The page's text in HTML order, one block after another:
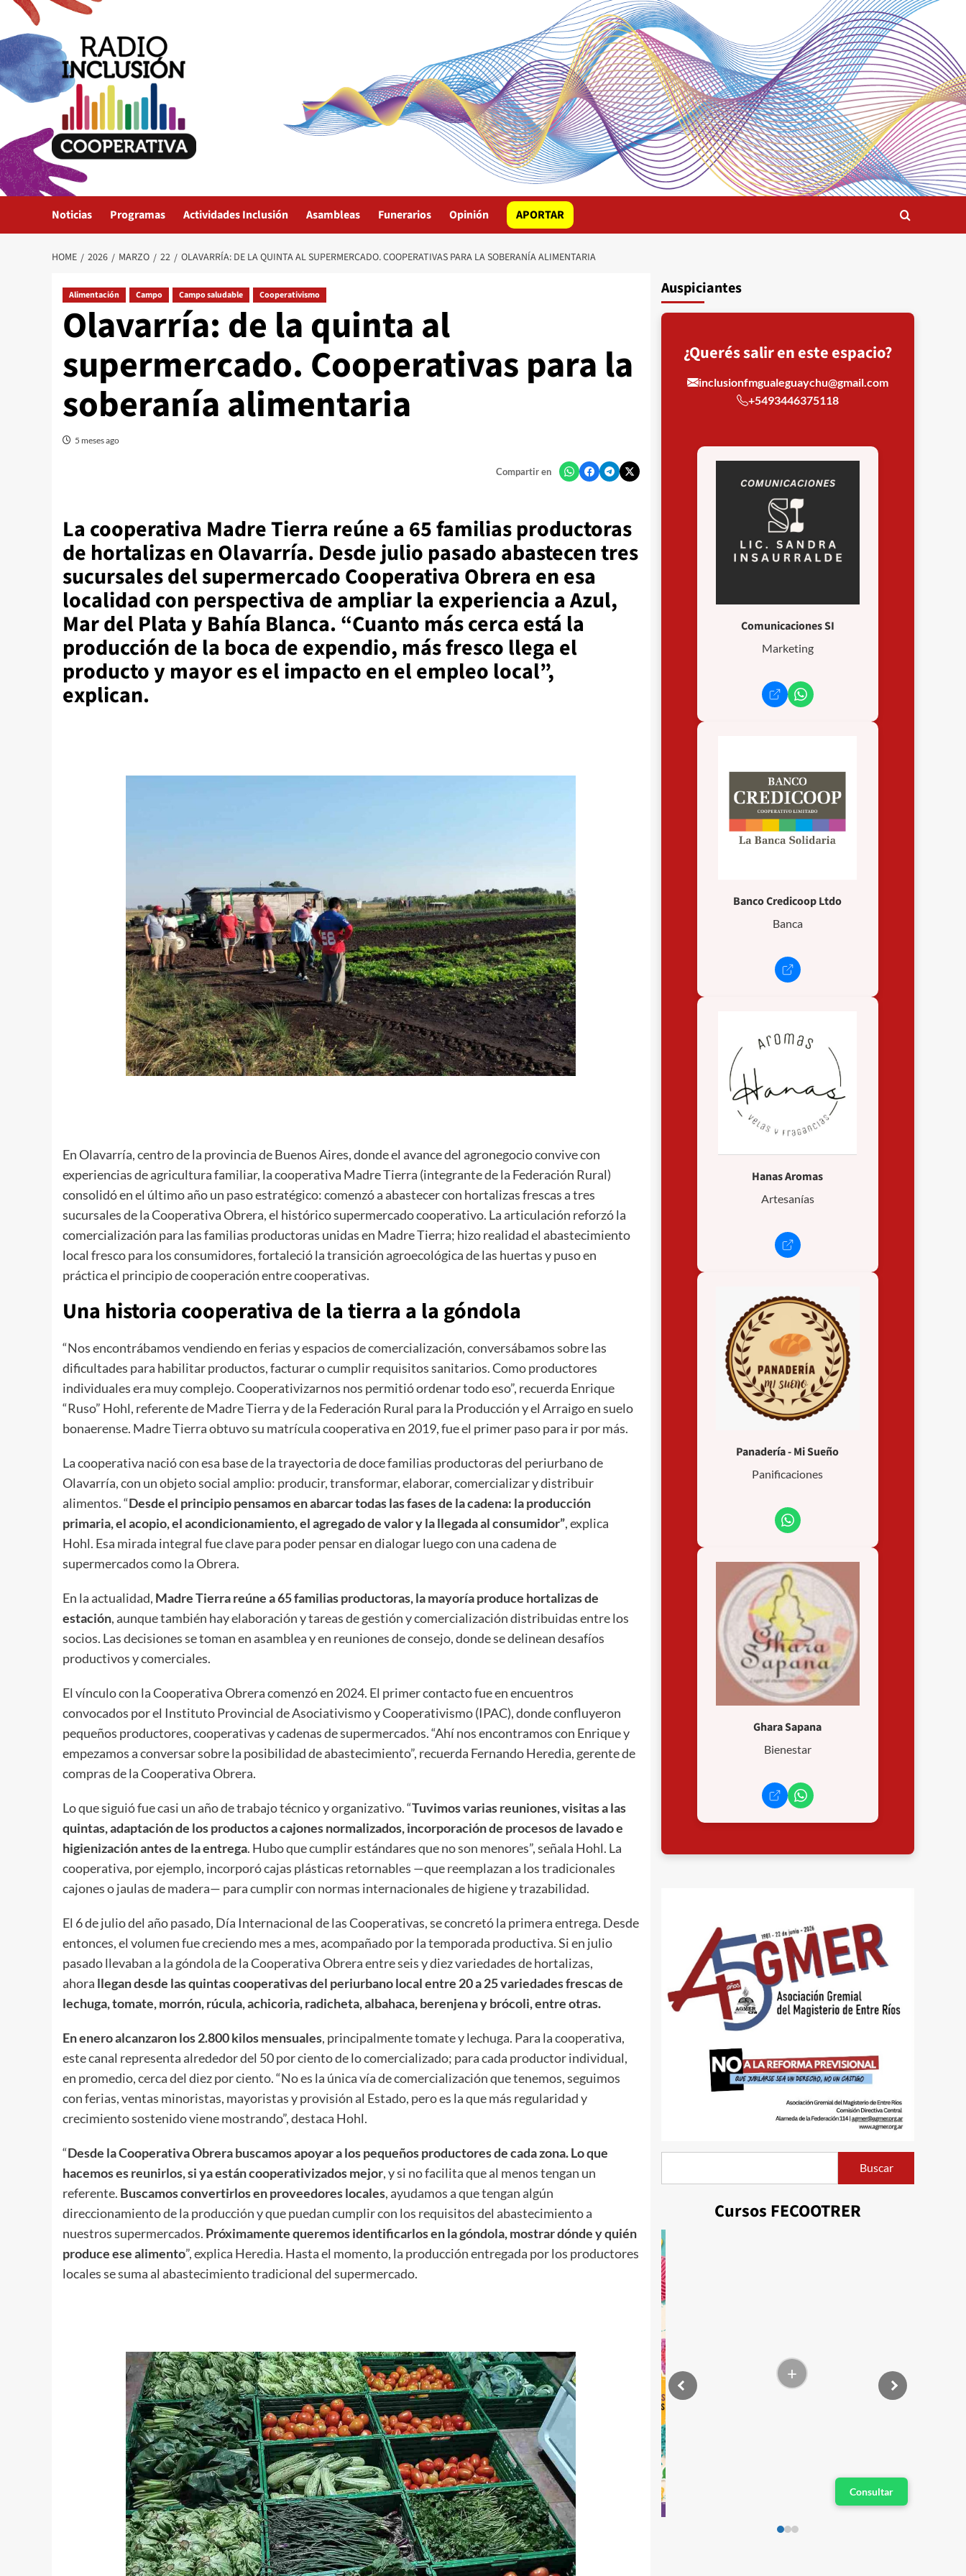
Skip
content
Noticias Programas Actividades Inclusión Asambleas Funerarios Opinión APORTAR
HOME 2026 MARZO 22 OLAVARRÍA: DE LA QUINTA AL SUPERMERCADO. COOPERATIVAS PARA LA SOBERANÍA ALIMENTARIA
Alimentación Campo Campo saludable Cooperativismo
Olavarría: de la quinta al
supermercado. Cooperativas para la
soberanía alimentaria
5 meses ago
Compartir en
La cooperativa Madre Tierra reúne a 65 familias productoras
de hortalizas en Olavarría. Desde julio pasado abastecen tres
sucursales del supermercado Cooperativa Obrera en esa
localidad con perspectiva de ampliar la experiencia a Azul,
Mar del Plata y Bahía Blanca. “Cuanto más cerca está la
producción de la boca de expendio, más fresco llega el
producto y mayor es el impacto en el empleo local”,
explican.
En Olavarría, centro de la provincia de Buenos Aires, donde el avance del agronegocio convive con
experiencias de agricultura familiar, la cooperativa Madre Tierra (integrante de la Federación Rural)
consolidó en el último año un paso estratégico: comenzó a abastecer con hortalizas frescas a tres
sucursales de la Cooperativa Obrera, el histórico supermercado cooperativo. La articulación reforzó la
comercialización para las familias productoras unidas en Madre Tierra; hizo realidad el abastecimiento
local fresco para los consumidores, fortaleció la transición agroecológica de las huertas y puso en
práctica el principio de cooperación entre cooperativas.
Una historia cooperativa de la tierra a la góndola
“Nos encontrábamos vendiendo en ferias y espacios de comercialización, conversábamos sobre las
dificultades para habilitar productos, facturar o cumplir requisitos sanitarios. Como productores
individuales era muy complejo. Cooperativizarnos nos permitió ordenar todo eso”, recuerda Enrique
“Ruso” Hohl, referente de Madre Tierra y de la Federación Rural para la Producción y el Arraigo en suelo
bonaerense. Madre Tierra obtuvo su matrícula cooperativa en 2019, fue el primer paso para ir por más.
La cooperativa nació con esa base de la trayectoria de doce familias productoras del periurbano de
Olavarría, con un objeto social amplio: producir, transformar, elaborar, comercializar y distribuir
alimentos. “Desde el principio pensamos en abarcar todas las fases de la cadena: la producción
primaria, el acopio, el acondicionamiento, el agregado de valor y la llegada al consumidor”, explica
Hohl. Esa mirada integral fue clave para poder pensar en dialogar luego con una cadena de
supermercados como la Obrera.
En la actualidad, Madre Tierra reúne a 65 familias productoras, la mayoría produce hortalizas de
estación, aunque también hay elaboración y tareas de gestión y comercialización distribuidas entre los
socios. Las decisiones se toman en asamblea y en reuniones de consejo, donde se delinean desafíos
productivos y comerciales.
El vínculo con la Cooperativa Obrera comenzó en 2024. El primer contacto fue en encuentros
convocados por el Instituto Provincial de Asociativismo y Cooperativismo (IPAC), donde confluyeron
pequeños productores, cooperativas y cadenas de supermercados. “Ahí nos encontramos con Enrique y
empezamos a conversar sobre la posibilidad de abastecimiento”, recuerda Fernando Heredia, gerente de
compras de la Cooperativa Obrera.
Lo que siguió fue casi un año de trabajo técnico y organizativo. “Tuvimos varias reuniones, visitas a las
quintas, adaptación de los productos a cajones normalizados, incorporación de procesos de lavado e
higienización antes de la entrega. Hubo que cumplir estándares que no son menores”, señala Hohl. La
cooperativa, por ejemplo, incorporó cajas plásticas retornables —que reemplazan a los tradicionales
cajones o jaulas de madera— para cumplir con normas internacionales de higiene y trazabilidad.
El 6 de julio del año pasado, Día Internacional de las Cooperativas, se concretó la primera entrega. Desde
entonces, el volumen fue creciendo mes a mes, acompañado por la temporada productiva. Si en julio
pasado llevaban a la góndola de la Cooperativa Obrera entre seis y diez variedades de hortalizas,
ahora llegan desde las quintas cooperativas del periurbano local entre 20 a 25 variedades frescas de
lechuga, tomate, morrón, rúcula, achicoria, radicheta, albahaca, berenjena y brócoli, entre otras.
En enero alcanzaron los 2.800 kilos mensuales, principalmente tomate y lechuga. Para la cooperativa,
este canal representa alrededor del 50 por ciento de lo comercializado; para cada productor individual,
en promedio, cerca del diez por ciento. “No es la única vía de comercialización que tenemos, seguimos
con ferias, ventas minoristas, mayoristas y provisión al Estado, pero es la que más regularidad y
crecimiento sostenido viene mostrando”, destaca Hohl.
“Desde la Cooperativa Obrera buscamos apoyar a los pequeños productores de cada zona. Lo que
hacemos es reunirlos, si ya están cooperativizados mejor, y si no facilita que al menos tengan un
referente. Buscamos convertirlos en proveedores locales, ayudamos a que tengan algún
direccionamiento de la producción y que puedan cumplir con los requisitos del abastecimiento a
nuestros supermercados. Próximamente queremos identificarlos en la góndola, mostrar dónde y quién
produce ese alimento”, explica Heredia. Hasta el momento, la producción entregada por los productores
locales se suma al abastecimiento tradicional del supermercado.
Auspiciantes
¿Querés salir en este espacio?
inclusionfmgualeguaychu@gmail.com
+5493446375118
Comunicaciones SI
Marketing
Banco Credicoop Ltdo
Banca
Hanas Aromas
Artesanías
Panadería - Mi Sueño
Panificaciones
Ghara Sapana
Bienestar
Buscar
Cursos FECOOTRER
+ +
Consultar